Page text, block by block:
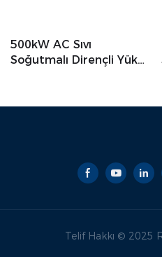
500kW AC Sıvı
Soğutmalı Dirençli Yük
Telif Hakkı © 2025